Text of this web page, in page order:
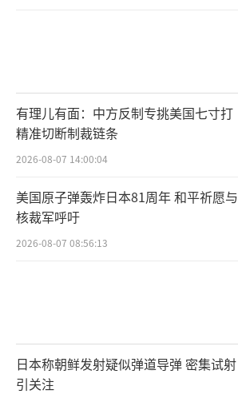
有理儿有面：中方反制专挑美国七寸打
精准切断制裁链条
2026-08-07 14:00:04
美国原子弹轰炸日本81周年 和平祈愿与
核裁军呼吁
2026-08-07 08:56:13
日本称朝鲜发射疑似弹道导弹 密集试射
引关注